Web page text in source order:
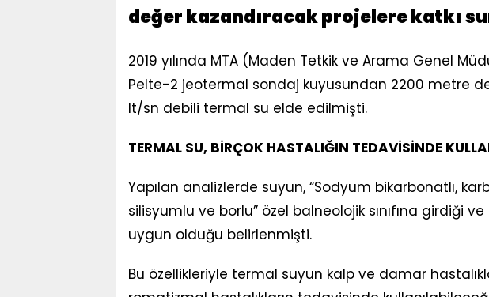
değer kazandıracak projelere katkı
2019 yılında MTA (Maden Tetkik ve Arama Genel
Pelte-2 jeotermal sondaj kuyusundan 2200 metre
lt/sn debili termal su elde edilmişti.
TERMAL SU, BİRÇOK HASTALIĞIN TEDAVİSİNDE
Yapılan analizlerde suyun, “Sodyum bikarbonatlı,
silisyumlu ve borlu” özel balneolojik sınıfına girdiği
uygun olduğu belirlenmişti.
Bu özellikleriyle termal suyun kalp ve damar